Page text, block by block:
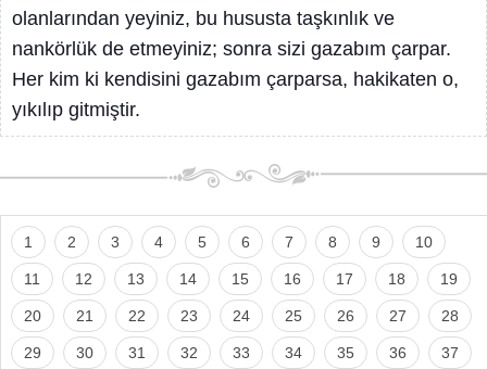
olanlarından yeyiniz, bu hususta taşkınlık ve
nankörlük de etmeyiniz; sonra sizi gazabım çarpar.
Her kim ki kendisini gazabım çarparsa, hakikaten o,
yıkılıp gitmiştir.
1 2 3 4 5 6 7 8 9 10
11 12 13 14 15 16 17 18 19
20 21 22 23 24 25 26 27 28
29 30 31 32 33 34 35 36 37